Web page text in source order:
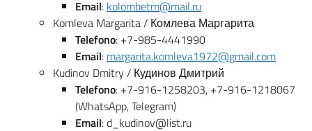
Email: kolombetm@mail.ru
Komleva Margarita / Комлева Маргарита
Telefono: +7-985-4441990
Email: margarita.komleva1972@gmail.com
Kudinov Dmitry / Кудинов Дмитрий
Telefono: +7-916-1258203, +7-916-1218067
(WhatsApp, Telegram)
Email: d_kudinov@list.ru